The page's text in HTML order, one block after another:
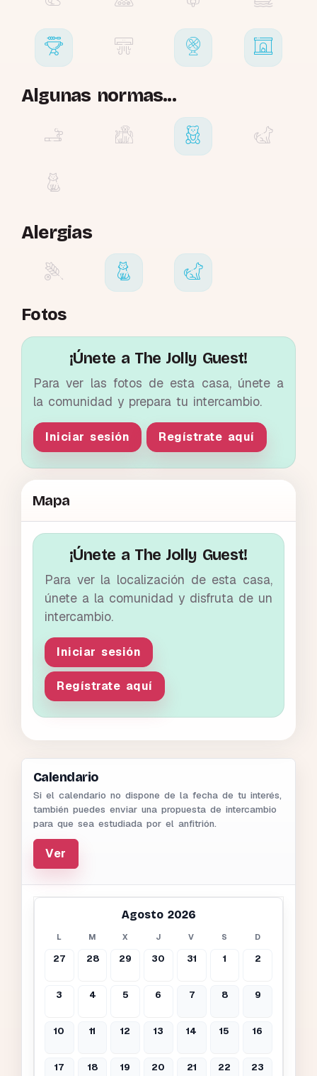
Algunas normas...
Alergias
Fotos
¡Únete a The Jolly Guest!
Para ver las fotos de esta casa, únete a
la comunidad y prepara tu intercambio.
Iniciar sesión Regístrate aquí
Mapa
¡Únete a The Jolly Guest!
Para ver la localización de esta casa,
únete a la comunidad y disfruta de un
intercambio.
Iniciar sesión
Regístrate aquí
Calendario
Si el calendario no dispone de la fecha de tu interés,
también puedes enviar una propuesta de intercambio
para que sea estudiada por el anfitrión.
Ver
Agosto 2026
L M X J V S D
27 28 29 30 31 1 2
3 4 5 6 7 8 9
10 11 12 13 14 15 16
17 18 19 20 21 22 23